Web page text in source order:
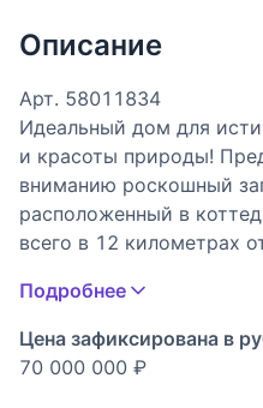
Описание
Арт. 58011834
Идеальный дом для
и красоты природы!
вниманию роскошный
расположенный в
всего в 12 километрах
Этот кирпичный дом
метра расположен на
Подробнее
Цена зафиксирована в
70 000 000 ₽